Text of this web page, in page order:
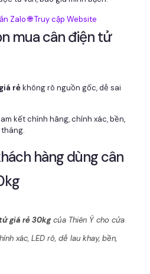
Zalo 🌐 Truy cập Website
mua cân điện tử
rẻkhông rõ nguồn gốc, dễ sai
kết chính hãng, chính xác, bền,
tháng.
hàng dùng cân
giá rẻ 30kgcủa Thiên Ý cho cửa
xác, LED rõ, dễ lau khay, bền,